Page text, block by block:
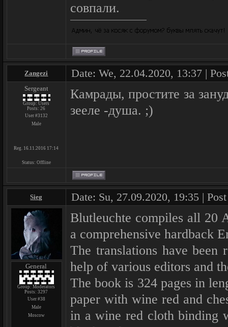
совпали.
Zangezi Date: We, 22.04.2020, 13:37 |
Sergeant
Group: Users
Posts:26
User #3132
Male
Reg. 16.11.2016 17:14
Status: Offline
Камрады, простите за
зееле -душа. ;)
Sieg Date: Su, 27.09.2020, 19:35 |
General
Group: Moderators
Posts:3297
User #38
Male
Moscow
Blutleuchte compiles all 20
a comprehensive hardback
The translations have
help of various editors and
The book is 324 pages in
paper with wine red and
in a wine red cloth binding